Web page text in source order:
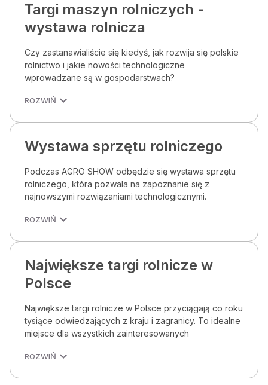
Targi maszyn rolniczych -
wystawa rolnicza
Czy zastanawialiście się kiedyś, jak rozwija się polskie
rolnictwo i jakie nowości technologiczne
wprowadzane są w gospodarstwach?
ROZWIŃ
Wystawa sprzętu rolniczego
Podczas AGRO SHOW odbędzie się wystawa sprzętu
rolniczego, która pozwala na zapoznanie się z
najnowszymi rozwiązaniami technologicznymi.
ROZWIŃ
Największe targi rolnicze w
Polsce
Największe targi rolnicze w Polsce przyciągają co roku
tysiące odwiedzających z kraju i zagranicy. To idealne
miejsce dla wszystkich zainteresowanych
ROZWIŃ